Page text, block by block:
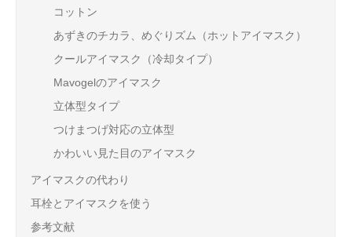
コットン
あずきのチカラ、めぐりズム（ホットアイマスク）
クールアイマスク（冷却タイプ）
Mavogelのアイマスク
立体型タイプ
つけまつげ対応の立体型
かわいい見た目のアイマスク
アイマスクの代わり
耳栓とアイマスクを使う
参考文献